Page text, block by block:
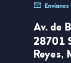
Envíanos
Av. de
28701
Reyes,